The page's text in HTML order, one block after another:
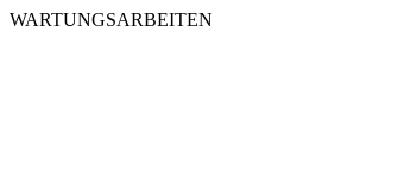
WARTUNGSARBEITEN